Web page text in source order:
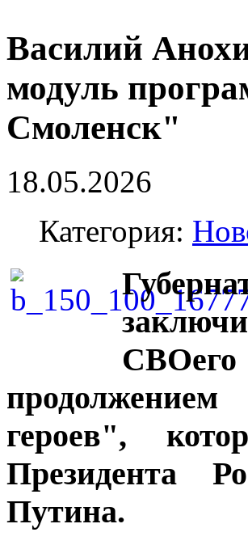
Василий
модуль
Смоленск"
18.05.2026
Категория:
СВОего
героев",
Президента
Путина.